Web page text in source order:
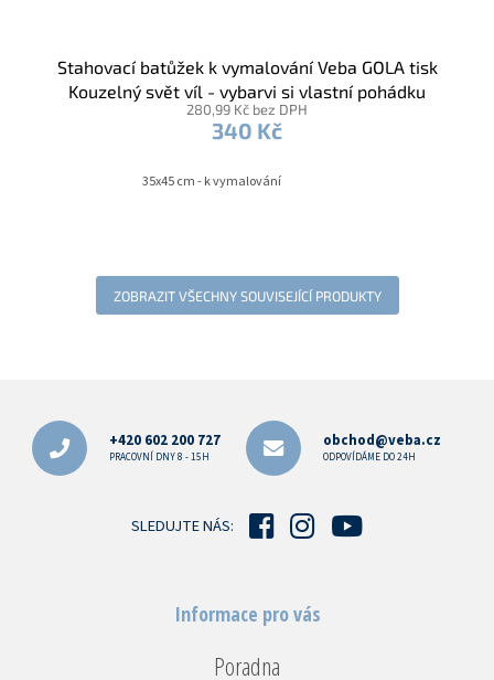
Stahovací batůžek k vymalování Veba GOLA tisk
Kouzelný svět víl - vybarvi si vlastní pohádku
280,99 Kč bez DPH
340 Kč
35x45 cm - k vymalování
ZOBRAZIT VŠECHNY SOUVISEJÍCÍ PRODUKTY
+420 602 200 727
PRACOVNÍ DNY 8 - 15H
obchod@veba.cz
ODPOVÍDÁME DO 24H
SLEDUJTE NÁS:
Informace pro vás
Poradna